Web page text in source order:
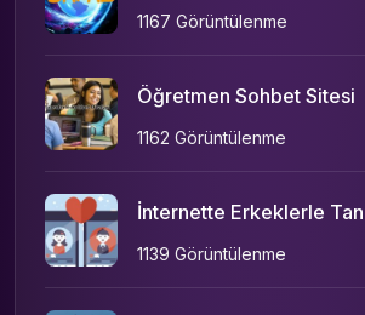
1167 Görüntülenme
Öğretmen Sohbet Sitesi
1162 Görüntülenme
İnternette Erkeklerle
1139 Görüntülenme